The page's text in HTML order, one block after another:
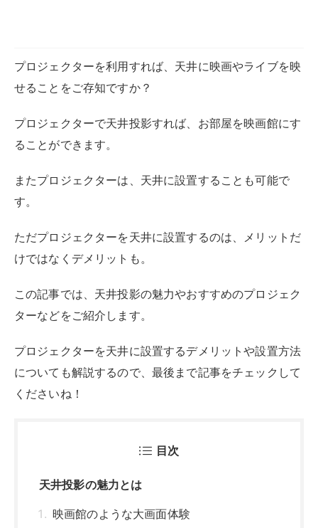
プロジェクターを利用すれば、天井に映画やライブを映
せることをご存知ですか？
プロジェクターで天井投影すれば、お部屋を映画館にす
ることができます。
またプロジェクターは、天井に設置することも可能で
す。
ただプロジェクターを天井に設置するのは、メリットだ
けではなくデメリットも。
この記事では、天井投影の魅力やおすすめのプロジェク
ターなどをご紹介します。
プロジェクターを天井に設置するデメリットや設置方法
についても解説するので、最後まで記事をチェックして
くださいね！
目次
天井投影の魅力とは
映画館のような大画面体験